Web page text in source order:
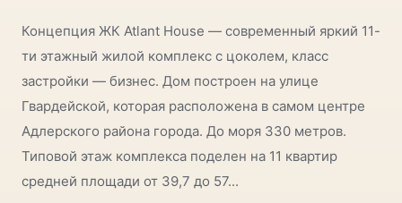
Концепция ЖК Atlant House — современный яркий 11-
ти этажный жилой комплекс с цоколем, класс
застройки — бизнес. Дом построен на улице
Гвардейской, которая расположена в самом центре
Адлерского района города. До моря 330 метров.
Типовой этаж комплекса поделен на 11 квартир
средней площади от 39,7 до 57...